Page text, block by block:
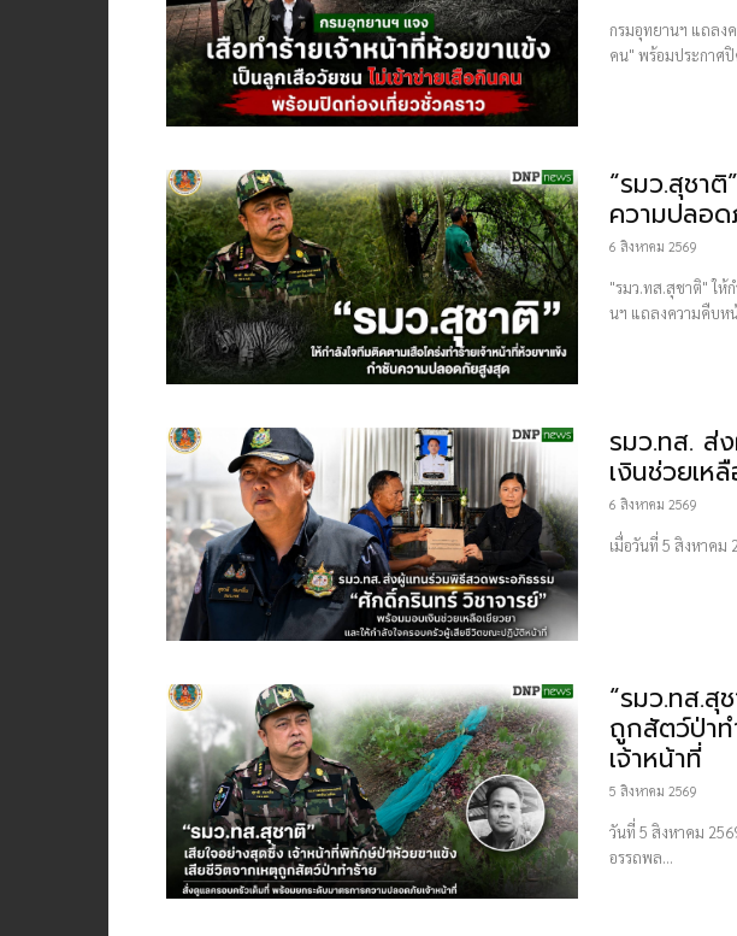
กรมอุทยานฯ แถลง
“รมว.สุชา
ความปลอ
6 สิงหาคม 2569
"รมว.ทส.สุชาติ" ให้
รมว.ทส. ส่
เงินช่วยเห
6 สิงหาคม 2569
เมื่อวันที่ 5 สิงหาคม
“รมว.ทส.สุ
ถูกสัตว์ป่า
เจ้าหน้าที่
5 สิงหาคม 2569
วันที่ 5 สิงหาคม
อรรถพล...